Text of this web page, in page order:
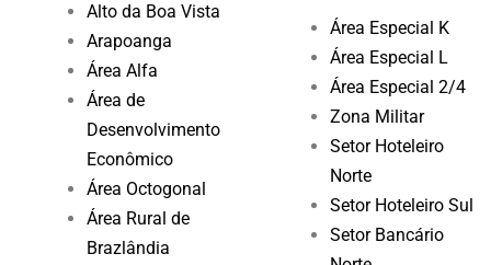
Alto da Boa Vista
Arapoanga
Área Alfa
Área de
Desenvolvimento
Econômico
Área Octogonal
Área Rural de
Brazlândia
Área Especial K
Área Especial L
Área Especial 2/4
Zona Militar
Setor Hoteleiro
Norte
Setor Hoteleiro Sul
Setor Bancário